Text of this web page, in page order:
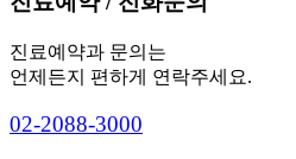
진료예약과 문의는
언제든지 편하게 연락주세요.
02-2088-3000